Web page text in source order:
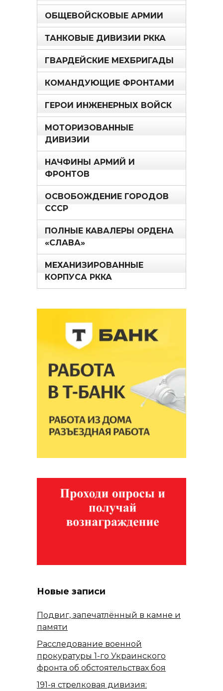
ОБЩЕВОЙСКОВЫЕ АРМИИ
ТАНКОВЫЕ ДИВИЗИИ РККА
ГВАРДЕЙСКИЕ МЕХБРИГАДЫ
КОМАНДУЮЩИЕ ФРОНТАМИ
ГЕРОИ ИНЖЕНЕРНЫХ ВОЙСК
МОТОРИЗОВАННЫЕ
ДИВИЗИИ
НАЧФИНЫ АРМИЙ И
ФРОНТОВ
ОСВОБОЖДЕНИЕ ГОРОДОВ
СССР
ПОЛНЫЕ КАВАЛЕРЫ ОРДЕНА
«СЛАВА»
МЕХАНИЗИРОВАННЫЕ
КОРПУСА РККА
Новые записи
Подвиг, запечатлённый в камне и
памяти
Расследование военной
прокуратуры 1-го Украинского
фронта об обстоятельствах боя
191-я стрелковая дивизия: